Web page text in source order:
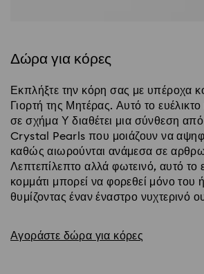
Δώρα για κόρες
Εκπλήξτε την κόρη σας με υπέροχα
Γιορτή της Μητέρας. Αυτό το
σε σχήμα Υ διαθέτει μια σύνθεση
Crystal Pearls που μοιάζουν να
καθώς αιωρούνται ανάμεσα σε
Λεπτεπίλεπτο αλλά φωτεινό, αυτό το
κομμάτι μπορεί να φορεθεί μόνο
θυμίζοντας έναν έναστρο νυχτερινό
Αγοράστε δώρα για κόρες